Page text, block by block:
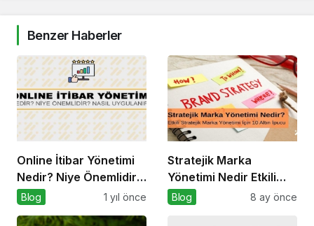
Benzer Haberler
Online İtibar Yönetimi
Nedir? Niye Önemlidir?
Online İtibar Yönetimi
Blog 1 yıl önce
Stratejik Marka
Yönetimi Nedir Etkili
Stratejik Marka
Blog 8 ay önce